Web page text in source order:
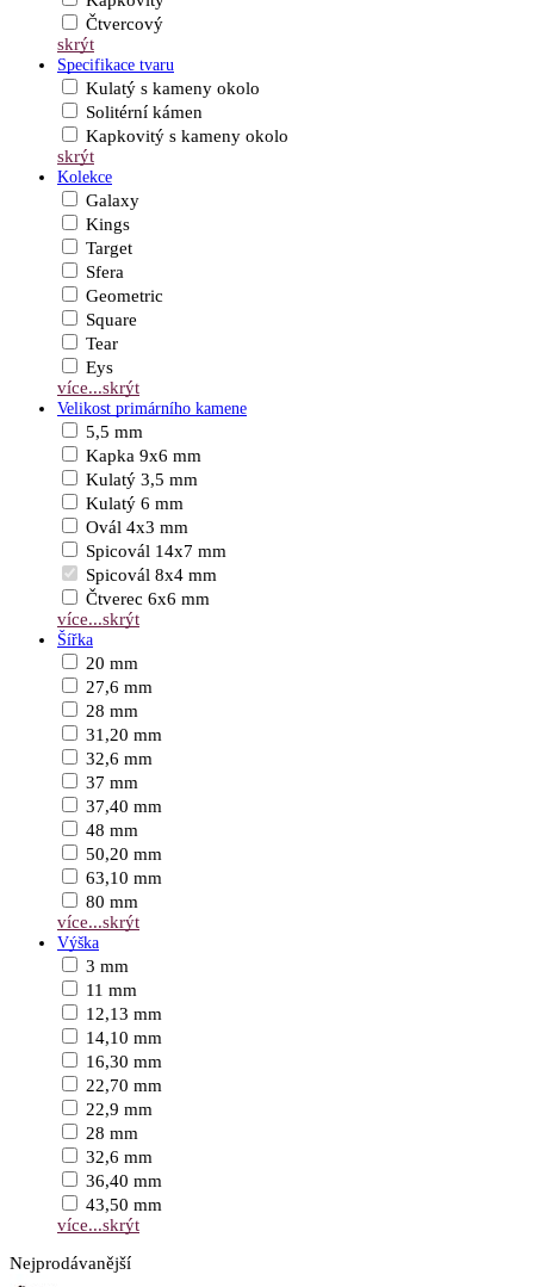
Čtvercový
skrýt
Specifikace tvaru
Kulatý s kameny okolo
Solitérní kámen
Kapkovitý s kameny okolo
skrýt
Kolekce
Galaxy
Kings
Target
Sfera
Geometric
Square
Tear
Eys
více...skrýt
Velikost primárního kamene
5,5 mm
Kapka 9x6 mm
Kulatý 3,5 mm
Kulatý 6 mm
Ovál 4x3 mm
Spicovál 14x7 mm
Spicovál 8x4 mm
Čtverec 6x6 mm
více...skrýt
Šířka
20 mm
27,6 mm
28 mm
31,20 mm
32,6 mm
37 mm
37,40 mm
48 mm
50,20 mm
63,10 mm
80 mm
více...skrýt
Výška
3 mm
11 mm
12,13 mm
14,10 mm
16,30 mm
22,70 mm
22,9 mm
28 mm
32,6 mm
36,40 mm
43,50 mm
více...skrýt
Nejprodávanější